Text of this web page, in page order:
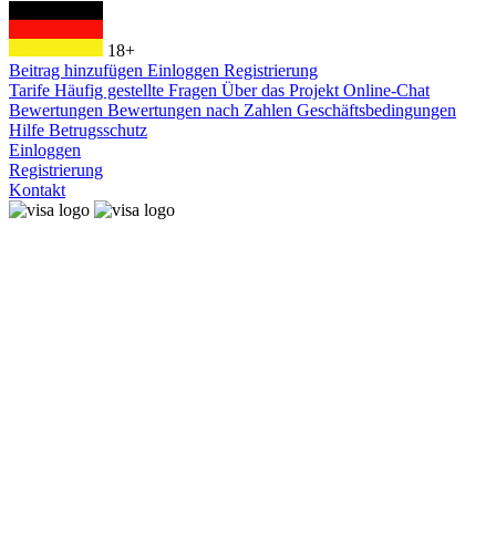
18+
Beitrag hinzufügen Einloggen Registrierung
Tarife Häufig gestellte Fragen Über das Projekt Online-Chat
Bewertungen Bewertungen nach Zahlen Geschäftsbedingungen
Hilfe Betrugsschutz
Einloggen
Registrierung
Kontakt